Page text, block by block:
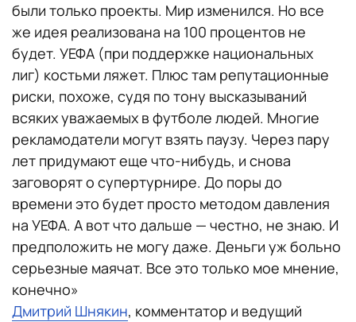
были только проекты. Мир изменился. Но все
же идея реализована на 100 процентов не
будет. УЕФА (при поддержке национальных
лиг) костьми ляжет. Плюс там репутационные
риски, похоже, судя по тону высказываний
всяких уважаемых в футболе людей. Многие
рекламодатели могут взять паузу. Через пару
лет придумают еще что-нибудь, и снова
заговорят о супертурнире. До поры до
времени это будет просто методом давления
на УЕФА. А вот что дальше — честно, не знаю. И
предположить не могу даже. Деньги уж больно
серьезные маячат. Все это только мое мнение,
конечно»
Дмитрий Шнякин, комментатор и ведущий